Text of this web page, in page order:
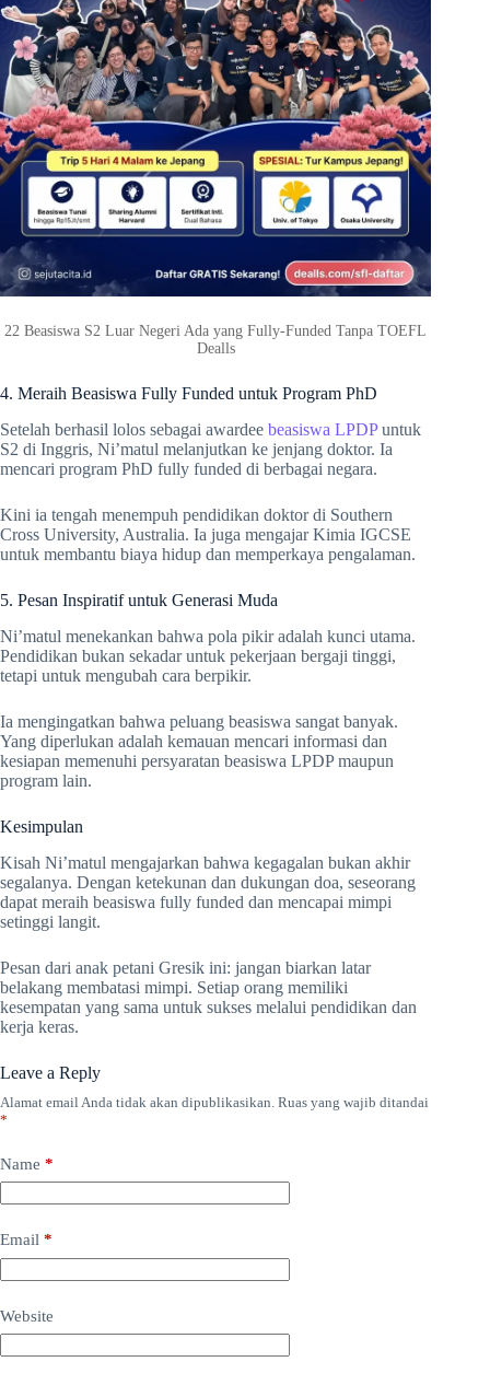
22 Beasiswa S2 Luar Negeri Ada yang Fully-Funded Tanpa TOEFL
Dealls
4. Meraih Beasiswa Fully Funded untuk Program PhD
Setelah berhasil lolos sebagai awardee beasiswa LPDPuntuk
S2 di Inggris, Ni’matul melanjutkan ke jenjang doktor. Ia
mencari program PhD fully funded di berbagai negara.
Kini ia tengah menempuh pendidikan doktor di Southern
Cross University, Australia. Ia juga mengajar Kimia IGCSE
untuk membantu biaya hidup dan memperkaya pengalaman.
5. Pesan Inspiratif untuk Generasi Muda
Ni’matul menekankan bahwa pola pikir adalah kunci utama.
Pendidikan bukan sekadar untuk pekerjaan bergaji tinggi,
tetapi untuk mengubah cara berpikir.
Ia mengingatkan bahwa peluang beasiswa sangat banyak.
Yang diperlukan adalah kemauan mencari informasi dan
kesiapan memenuhi persyaratan beasiswa LPDP maupun
program lain.
Kesimpulan
Kisah Ni’matul mengajarkan bahwa kegagalan bukan akhir
segalanya. Dengan ketekunan dan dukungan doa, seseorang
dapat meraih beasiswa fully funded dan mencapai mimpi
setinggi langit.
Pesan dari anak petani Gresik ini: jangan biarkan latar
belakang membatasi mimpi. Setiap orang memiliki
kesempatan yang sama untuk sukses melalui pendidikan dan
kerja keras.
Leave a Reply
Alamat email Anda tidak akan dipublikasikan. Ruas yang wajib ditandai
*
Name *
Email *
Website